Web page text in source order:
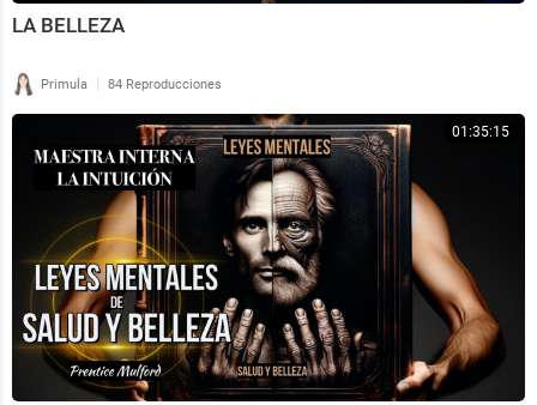
LA BELLEZA
Primula | 84 Reproducciones
01:35:15